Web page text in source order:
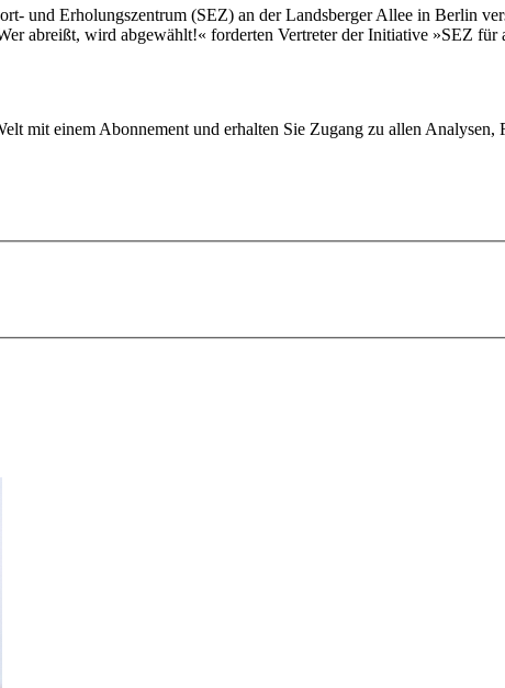
und Erholungszentrum (SEZ) an der Landsberger Allee in Berlin
abreißt, wird abgewählt!« forderten Vertreter der Initiative »SEZ
mit einem Abonnement und erhalten Sie Zugang zu allen Analysen,